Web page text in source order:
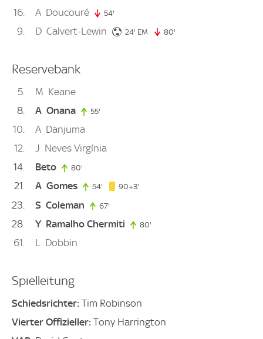
16
A Doucouré 54'
9 D Calvert-Lewin 24' 24. minute
EM 80'
Reservebank
5 M Keane
8
A Onana 55'
10 A Danjuma
12
J Neves Virgínia
14
Beto 80'
21 A Gomes 54' 54. minute
90+3'
23 S Coleman 67'
28 Y Ramalho Chermiti 80'
61 L Dobbin
Spielleitung
Schiedsrichter: Tim Robinson
Vierter Offizieller: Tony Harrington